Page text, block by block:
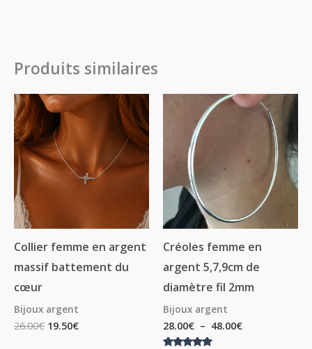
Produits similaires
Collier femme en argent
massif battement du
cœur
Bijoux argent
26.00€ 19.50€
Créoles femme en
argent 5,7,9cm de
diamètre fil 2mm
Bijoux argent
28.00€ – 48.00€
Plage
de
28.00€
48.00€